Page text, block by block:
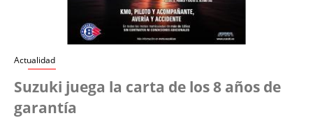
Actualidad
Suzuki juega la carta de los 8 años de
garantía